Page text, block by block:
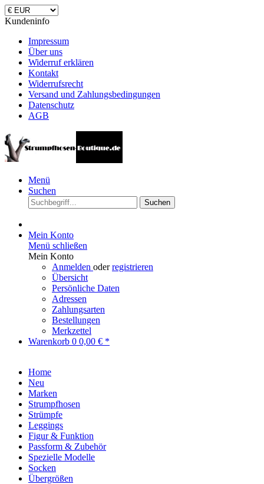
Kundeninfo
Impressum
Über uns
Widerruf erklären
Kontakt
Widerrufsrecht
Versand und Zahlungsbedingungen
Datenschutz
AGB
Menü
Suchen
Suchen
Mein Konto
Menü schließen
Mein Konto
Anmelden oderregistrieren
Übersicht
Persönliche Daten
Adressen
Zahlungsarten
Bestellungen
Merkzettel
Warenkorb 0 0,00 € *
Home
Neu
Marken
Strumpfhosen
Strümpfe
Leggings
Figur & Funktion
Passform & Zubehör
Spezielle Modelle
Socken
Übergrößen